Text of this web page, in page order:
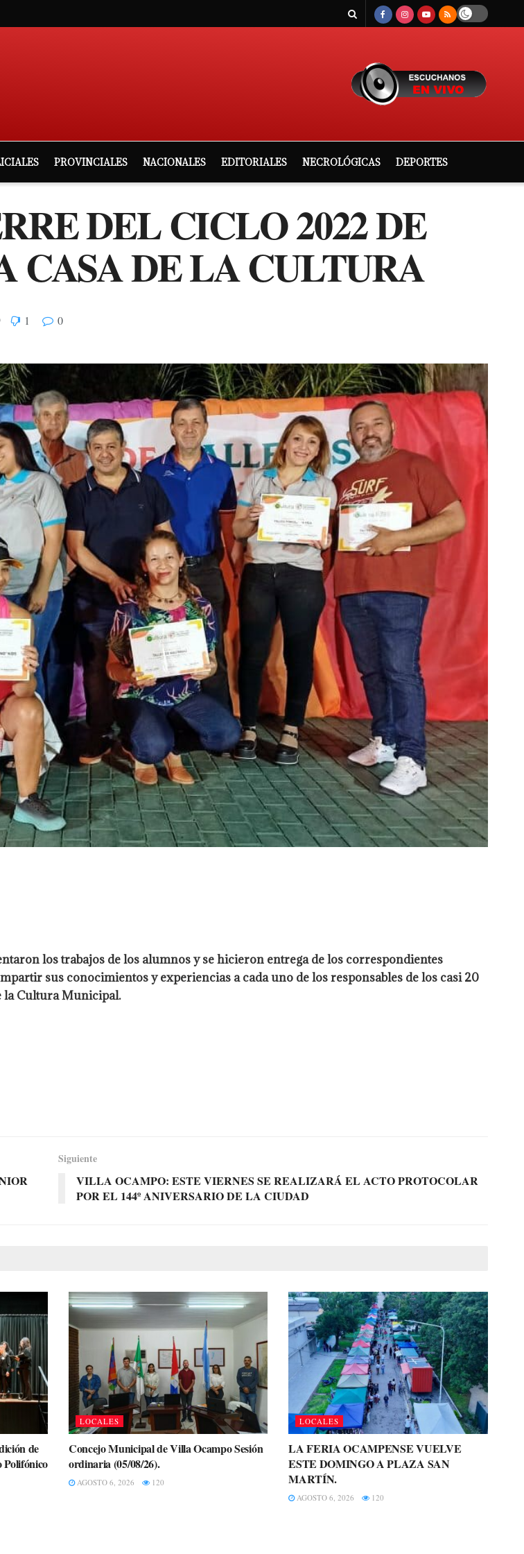
PROVINCIALES NACIONALES EDITORIALES NECROLÓGICAS DEPORTES
DEL CICLO 2022 DE
CASA DE LA CULTURA
1 0
los trabajos de los alumnos y se hicieron entrega de los correspondientes
sus conocimientos y experiencias a cada uno de los responsables de los casi 20
la Cultura Municipal.
Siguiente
VILLA OCAMPO: ESTE VIERNES SE REALIZARÁ EL ACTO PROTOCOLAR
POR EL 144º ANIVERSARIO DE LA CIUDAD
de
LOCALES
Concejo Municipal de Villa Ocampo Sesión
ordinaria (05/08/26).
AGOSTO 6, 2026 120
LOCALES
LA FERIA OCAMPENSE VUELVE
ESTE DOMINGO A PLAZA SAN
MARTÍN.
AGOSTO 6, 2026 120